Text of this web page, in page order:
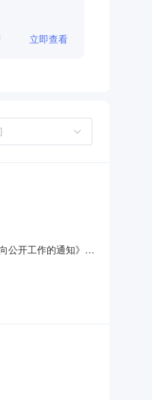
立即查看
开工作的通知》
服务费等。